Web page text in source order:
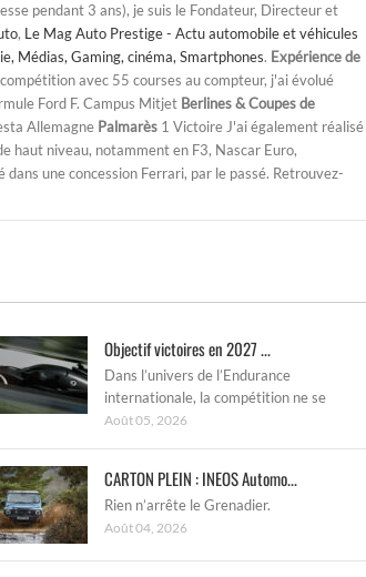
pendant 3 ans), je suis le Fondateur, Directeur et
, Le Mag Auto Prestige - Actu automobile et véhicules
Médias, Gaming, cinéma, Smartphones. Expérience de
avec 55 courses au compteur, j'ai évolué
Ford F. Campus Mitjet Berlines & Coupes de
Allemagne Palmarès 1 Victoire J'ai également réalisé
haut niveau, notamment en F3, Nascar Euro,
une concession Ferrari, par le passé. Retrouvez-
Objectif victoires en 2027 ...
Dans l’univers de l’Endurance
internationale, la compétition ne se
Août 05, 2026
CARTON PLEIN : INEOS Automo...
Rien n’arrête le Grenadier.
Août 04, 2026